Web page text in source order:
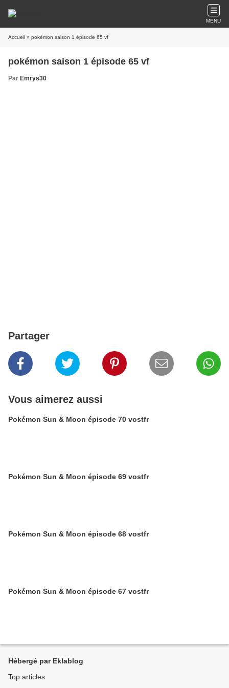
MENU
Accueil » pokémon saison 1 épisode 65 vf
pokémon saison 1 épisode 65 vf
Par Emrys30
Partager
Vous aimerez aussi
Pokémon Sun & Moon épisode 70 vostfr
Pokémon Sun & Moon épisode 69 vostfr
Pokémon Sun & Moon épisode 68 vostfr
Pokémon Sun & Moon épisode 67 vostfr
Hébergé par Eklablog
Top articles